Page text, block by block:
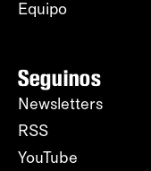
Equipo
Seguinos
Newsletters
RSS
YouTube